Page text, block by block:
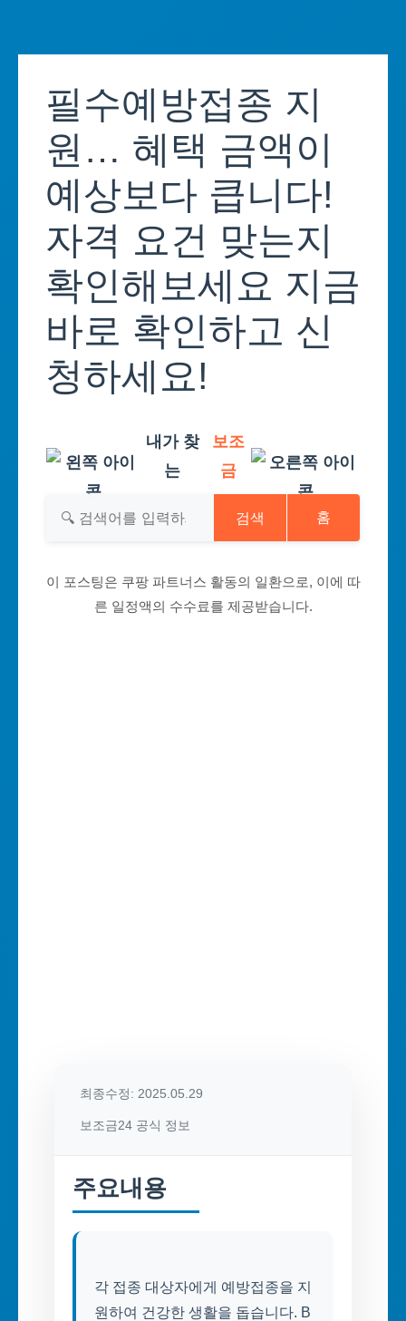
content필수예방접종 지
원… 혜택 금액이
예상보다 큽니다!
자격 요건 맞는지
확인해보세요 지금
바로 확인하고 신
청하세요!
내가 찾
는
보조
금
검색 홈
이 포스팅은 쿠팡 파트너스 활동의 일환으로, 이에 따
른 일정액의 수수료를 제공받습니다.
최종수정: 2025.05.29
보조금24 공식 정보
주요내용
각 접종 대상자에게 예방접종을 지
원하여 건강한 생활을 돕습니다. B